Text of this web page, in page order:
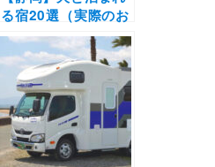
る宿20選（実際のお
でかけレポあり）エ
リア別に温泉やコテ
ージなど新施設や穴
場もご紹介